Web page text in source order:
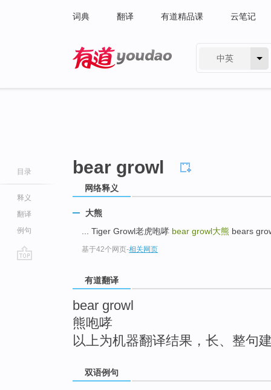
词典 翻译 有道精品课 云笔记
中英
目录
释义
翻译
例句
bear growl
网络释义
大熊
... Tiger Growl老虎咆哮 bear growl大熊 bears
基于42个网页-相关网页
有道翻译
bear growl
熊咆哮
以上为机器翻译结果，长、整句
双语例句